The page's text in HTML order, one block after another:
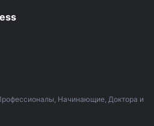
Начинающие, Доктора и